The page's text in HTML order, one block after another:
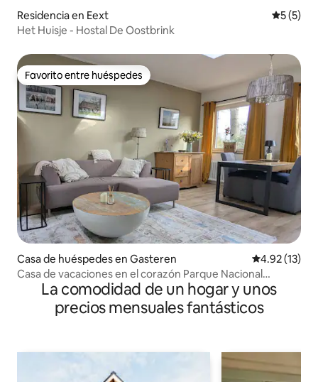
Residencia en Eext
5 (5)
Het Huisje - Hostal De Oostbrink
Favorito entre huéspedes
Favorito entre huéspedes
Casa de huéspedes en Gasteren Calificación
4.92 (13)
Casa de vacaciones en el corazón Parque Nacional
Drentsche Aa
La comodidad de un hogar y unos
precios mensuales fantásticos